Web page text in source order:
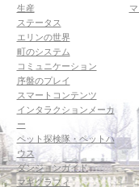
生産
ステータス
エリンの世界
町のシステム
コミュニケーション
序盤のプレイ
スマートコンテンツ
インタラクションメーカ
ー
ペット探検隊・ペットハ
ウス
ダンジョンガイド
マギグラフィ